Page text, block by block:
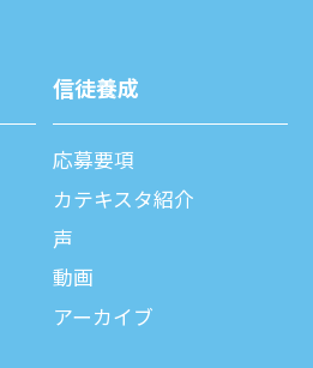
信徒養成
応募要項
カテキスタ紹介
声
動画
アーカイブ